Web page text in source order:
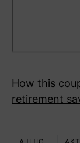
How this
retirement